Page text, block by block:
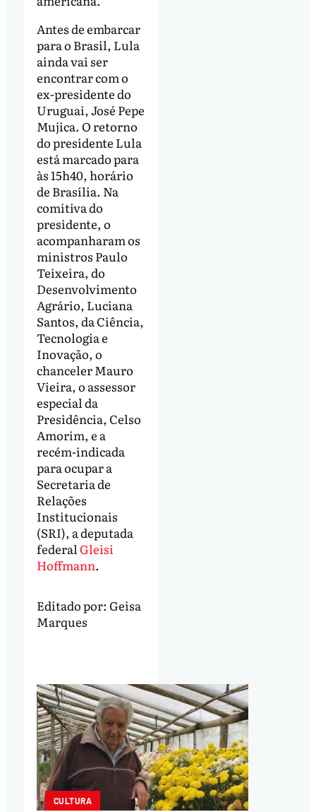
Antes de embarcar
para o Brasil, Lula
ainda vai ser
encontrar com o
ex-presidente do
Uruguai, José Pepe
Mujica. O retorno
do presidente Lula
está marcado para
às 15h40, horário
de Brasília. Na
comitiva do
presidente, o
acompanharam os
ministros Paulo
Teixeira, do
Desenvolvimento
Agrário, Luciana
Santos, da Ciência,
Tecnologia e
Inovação, o
chanceler Mauro
Vieira, o assessor
especial da
Presidência, Celso
Amorim, e a
recém-indicada
para ocupar a
Secretaria de
Relações
Institucionais
(SRI), a deputada
federalGleisi
Hoffmann.
Editado por: Geisa
Marques
CULTURA